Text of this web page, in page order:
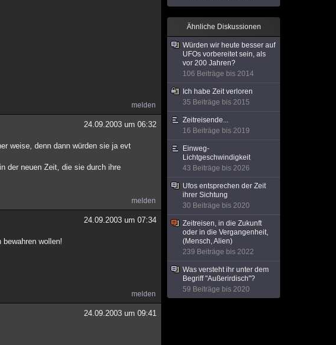
melden
24.09.2003 um 06:32
weise, denn dann würden sie ja evt
der neuen Zeit, die sie durch ihre
melden
24.09.2003 um 07:34
wollen!
melden
24.09.2003 um 09:41
Ähnliche Diskussionen
Würden wir heute besser auf
UFOs vorbereitet sein, als
vor 200 Jahren?
106 Beiträge bis 2014
Ich habe Zeit verloren
35 Beiträge bis 2015
Zeitreisende...
16 Beiträge bis 2019
Einweg-
Lichtgeschwindigkeit
43 Beiträge bis 2026
Ufos entsprechen der Zeit
ihrer Sichtung
30 Beiträge bis 2020
Zeitreisen, in die Zukunft
oder in die Vergangenheit,
(Mensch, Alien)
239 Beiträge bis 2022
Was versteht ihr unter dem
Begriff "Außerirdisch"?
59 Beiträge bis 2020